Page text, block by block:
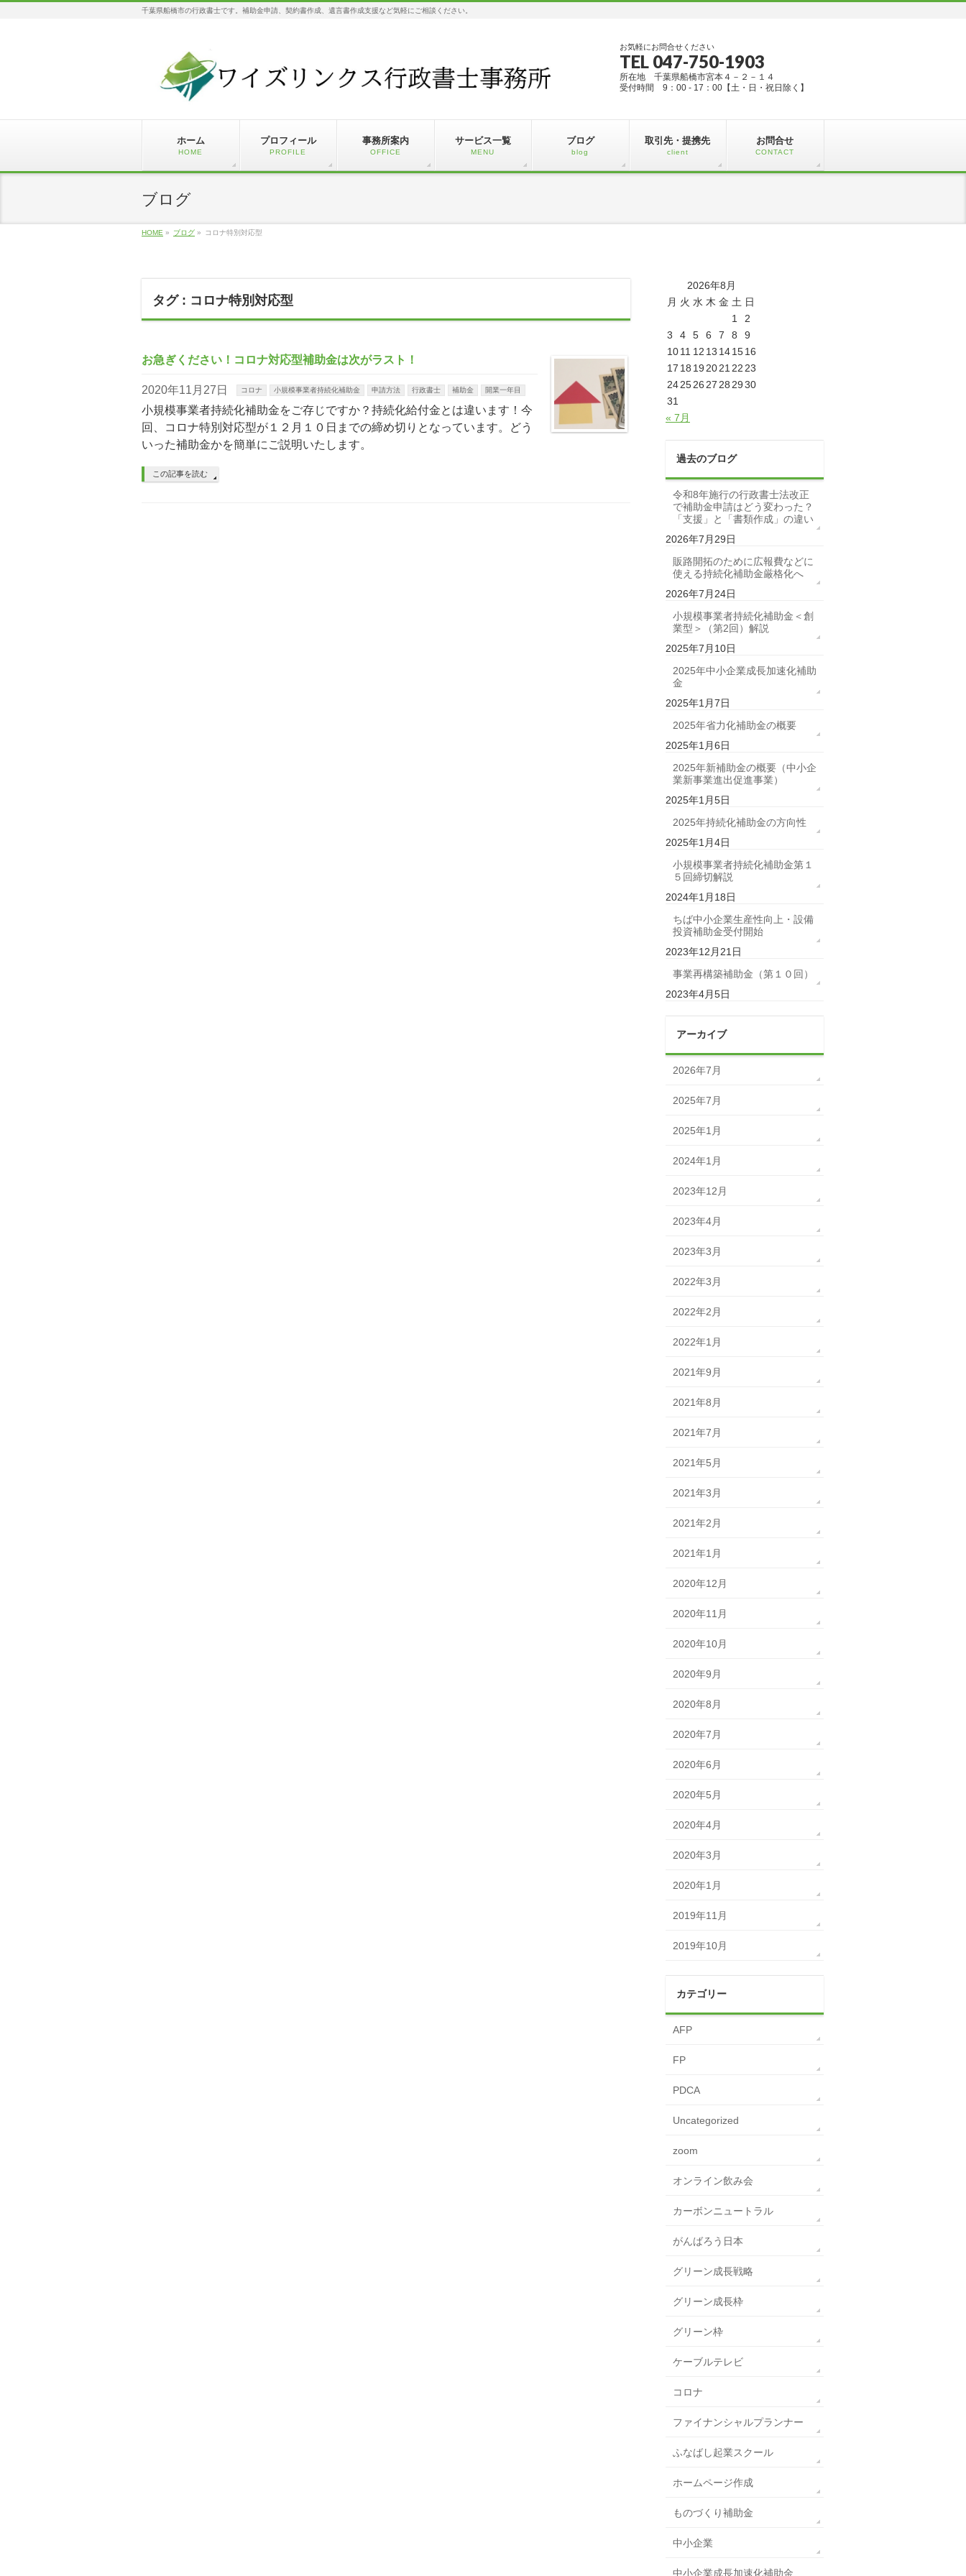
千葉県船橋市の行政書士です。補助金申請、契約書作成、遺言書作成支援など気軽にご相談ください。
お気軽にお問合せください
TEL 047-750-1903
所在地 千葉県船橋市宮本４－２－１４
受付時間 9：00 - 17：00【土・日・祝日除く】
ホーム
HOME
プロフィール
PROFILE
事務所案内
OFFICE
サービス一覧
MENU
ブログ
blog
取引先・提携先
client
お問合せ
CONTACT
ブログ
HOME » ブログ » コロナ特別対応型
タグ : コロナ特別対応型
お急ぎください！コロナ対応型補助金は次がラスト！
2020年11月27日 コロナ 小規模事業者持続化補助金 申請方法 行政書士 補助金 開業一年目
小規模事業者持続化補助金をご存じですか？持続化給付金とは違います！今
回、コロナ特別対応型が１２月１０日までの締め切りとなっています。どう
いった補助金かを簡単にご説明いたします。
この記事を読む
2026年8月
月 火 水 木 金 土 日
1
2
3
4 5 6 7 8
9
1011 12 13 141516
17 18 1920212223
24252627282930
31
« 7月
過去のブログ
令和8年施行の行政書士法改正
で補助金申請はどう変わった？
「支援」と「書類作成」の違い
2026年7月29日
販路開拓のために広報費などに
使える持続化補助金厳格化へ
2026年7月24日
小規模事業者持続化補助金＜創
業型＞（第2回）解説
2025年7月10日
2025年中小企業成長加速化補助
金
2025年1月7日
2025年省力化補助金の概要
2025年1月6日
2025年新補助金の概要（中小企
業新事業進出促進事業）
2025年1月5日
2025年持続化補助金の方向性
2025年1月4日
小規模事業者持続化補助金第１
５回締切解説
2024年1月18日
ちば中小企業生産性向上・設備
投資補助金受付開始
2023年12月21日
事業再構築補助金（第１０回）
2023年4月5日
アーカイブ
2026年7月
2025年7月
2025年1月
2024年1月
2023年12月
2023年4月
2023年3月
2022年3月
2022年2月
2022年1月
2021年9月
2021年8月
2021年7月
2021年5月
2021年3月
2021年2月
2021年1月
2020年12月
2020年11月
2020年10月
2020年9月
2020年8月
2020年7月
2020年6月
2020年5月
2020年4月
2020年3月
2020年1月
2019年11月
2019年10月
カテゴリー
AFP
FP
PDCA
Uncategorized
zoom
オンライン飲み会
カーボンニュートラル
がんばろう日本
グリーン成長戦略
グリーン成長枠
グリーン枠
ケーブルテレビ
コロナ
ファイナンシャルプランナー
ふなばし起業スクール
ホームページ作成
ものづくり補助金
中小企業
中小企業成長加速化補助金